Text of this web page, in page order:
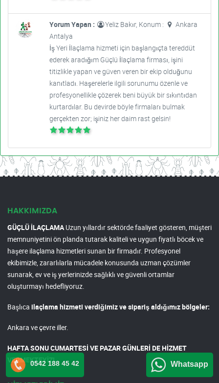
Yorum Yapan : Yeliz Bakır, Konum :
Ankara
Antalya
İş Yeri İlaçlama hizmeti için başlangıçta tereddüt
ederek aradığım Güçlü İlaçlama firması, işini
titizlikle yapan ve güven veren bir ekip olduğunu
kanıtladı. Haşerelerle ilgili sorunumu özenle ve
profesyonellikle çözerek beni büyük bir sıkıntıdan
kurtardılar. Bu devirde böyle firmaları bulmak
gerçekten zor; işiniz her daim rast gelsin!
HAKKIMIZDA
GÜÇLÜ İLAÇLAMAUzun yıllardır sektörde faaliyet gösteren, müşteri
memnuniyetini ön planda tutarak kaliteli ve uygun fiyatlı böcek ve
haşere ilaçlama hizmetleri sunan bir firmadır. Profesyonel
ekibimizle, zararlılarla mücadele konusunda uzman çözümler
sunarak, ev ve iş yerlerinizde sağlıklı ve güvenli ortamlar
oluşturmayı hedefliyoruz.
Başlıca ilaçlama hizmeti verdiğimiz ve sipariş aldığımız bölgeler:
Ankara ve çevre iller.
HAFTA SONU CUMARTESİ VE PAZAR GÜNLERİ DE HİZMET
VERMEKTEYİZ!
0542 188 45 42 Whatsapp